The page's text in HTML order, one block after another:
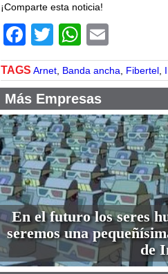
¡Comparte esta noticia!
Facebook
Twitter
TAGS Arnet Banda ancha Fibertel
Más Empresas
En el futuro los seres
seremos una
de